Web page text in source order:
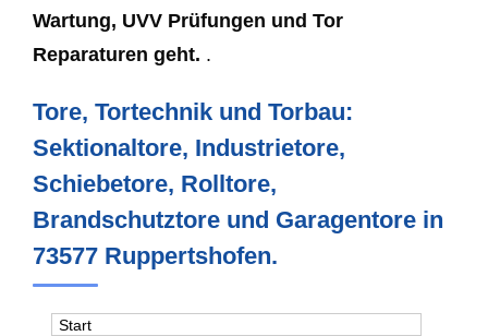
Wartung, UVV Prüfungen und Tor
Reparaturen geht. .
Tore, Tortechnik und Torbau:
Sektionaltore, Industrietore,
Schiebetore, Rolltore,
Brandschutztore und Garagentore in
73577 Ruppertshofen.
Start